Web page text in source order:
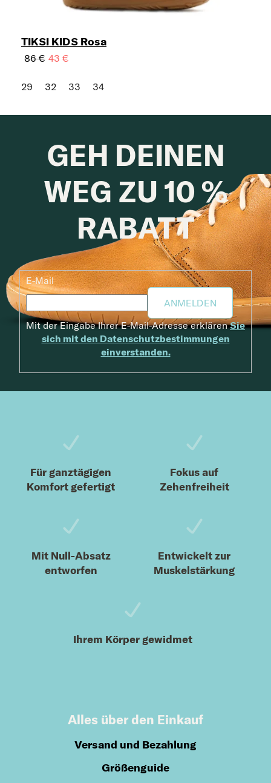
TIKSI KIDS Rosa
86 € 43 €
29 32 33 34
GEH DEINEN
WEG ZU 10 %
RABATT
E-Mail
ANMELDEN
Mit der Eingabe Ihrer E-Mail-Adresse erklärenSie
sich mit den Datenschutzbestimmungen
einverstanden.
Für ganztägigen
Komfort gefertigt
Fokus auf
Zehenfreiheit
Mit Null-Absatz
entworfen
Entwickelt zur
Muskelstärkung
Ihrem Körper gewidmet
Alles über den Einkauf
Versand und Bezahlung
Größenguide